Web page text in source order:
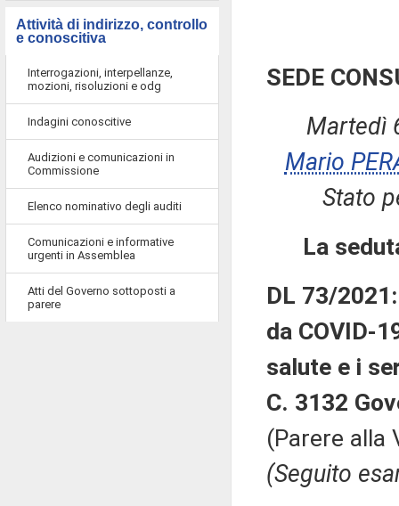
Attività di indirizzo, controllo
e conoscitiva
Interrogazioni, interpellanze,
mozioni, risoluzioni e odg
Indagini conoscitive
Audizioni e comunicazioni in
Commissione
Elenco nominativo degli auditi
Comunicazioni e informative
urgenti in Assemblea
Atti del Governo sottoposti a
parere
SEDE
Martedì
Mario
Stato
La
DL 73/
da COVID-
salute e i
C. 3132
(Parere alla
(Seguito